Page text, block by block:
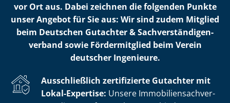
vor Ort aus. Dabei zeichnen die folgenden Punkte
unser Angebot für Sie aus: Wir sind zudem Mitglied
beim Deutschen Gutachter & Sach­ver­stän­di­gen­
ver­band sowie Fördermitglied beim Verein
deutscher Ingenieure.
Ausschließlich zertifizierte Gutachter mit
Lokal-Expertise: Unsere Im­mo­bi­li­en­sach­ver­